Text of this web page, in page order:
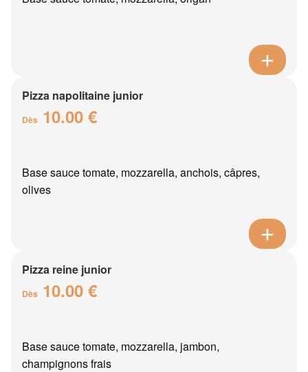
Pizza napolitaine junior
Dès 10.00 €
Base sauce tomate, mozzarella, anchois, câpres,
olives
Pizza reine junior
Dès 10.00 €
Base sauce tomate, mozzarella, jambon,
champignons frais